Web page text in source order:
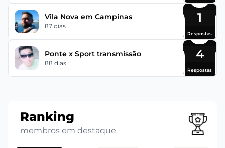
Vila Nova em Campinas
87 dias
1
Respostas
Ponte x Sport transmissão
88 dias
4
Respostas
Ranking
membros em destaque